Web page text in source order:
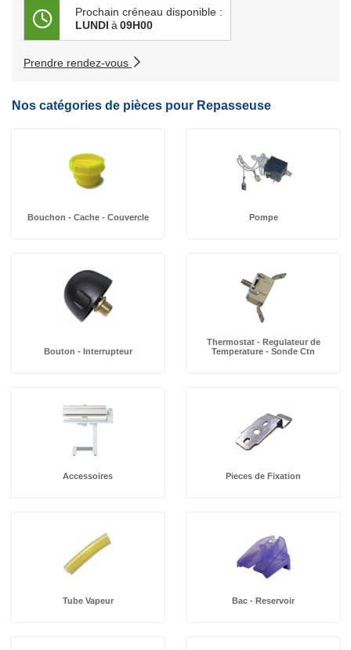
Prochain créneau disponible :
LUNDI à 09H00
Prendre rendez-vous
Nos catégories de pièces pour Repasseuse
Bouchon - Cache - Couvercle Pompe
Bouton - Interrupteur
Thermostat - Regulateur de
Temperature - Sonde Ctn
Accessoires Pieces de Fixation
Tube Vapeur Bac - Reservoir